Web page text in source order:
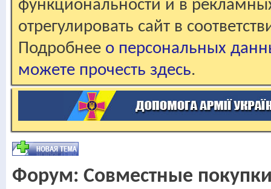
функциональности и в
отрегулировать сайт в
Подробнее о персональных
можете прочесть здесь.
Форум: Совместные